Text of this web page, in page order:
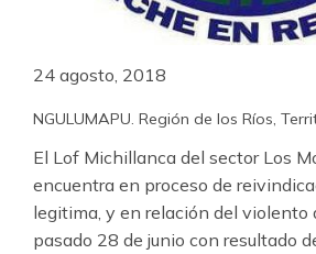
24 agosto, 2018
NGULUMAPU. Región de los Ríos,
El Lof Michillanca del sector Los
encuentra en proceso de
legitima, y en relación del violento
pasado 28 de junio con resultado